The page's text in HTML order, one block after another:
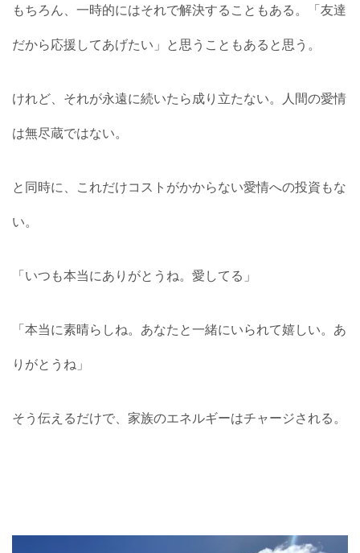
もちろん、一時的にはそれで解決することもある。「友達
だから応援してあげたい」と思うこともあると思う。
けれど、それが永遠に続いたら成り立たない。人間の愛情
は無尽蔵ではない。
と同時に、これだけコストがかからない愛情への投資もな
い。
「いつも本当にありがとうね。愛してる」
「本当に素晴らしね。あなたと一緒にいられて嬉しい。あ
りがとうね」
そう伝えるだけで、家族のエネルギーはチャージされる。